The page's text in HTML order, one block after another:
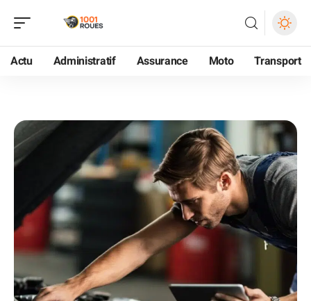
Actu Administratif Assurance Moto Transport